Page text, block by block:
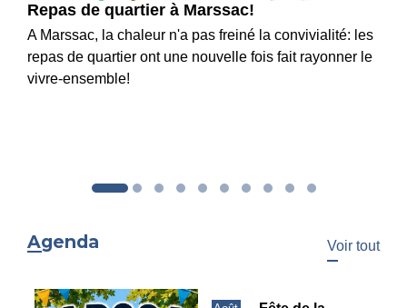
Repas de quartier à Marssac!
A Marssac, la chaleur n'a pas freiné la convivialité: les
repas de quartier ont une nouvelle fois fait rayonner le
vivre-ensemble!
Agenda Voir tout